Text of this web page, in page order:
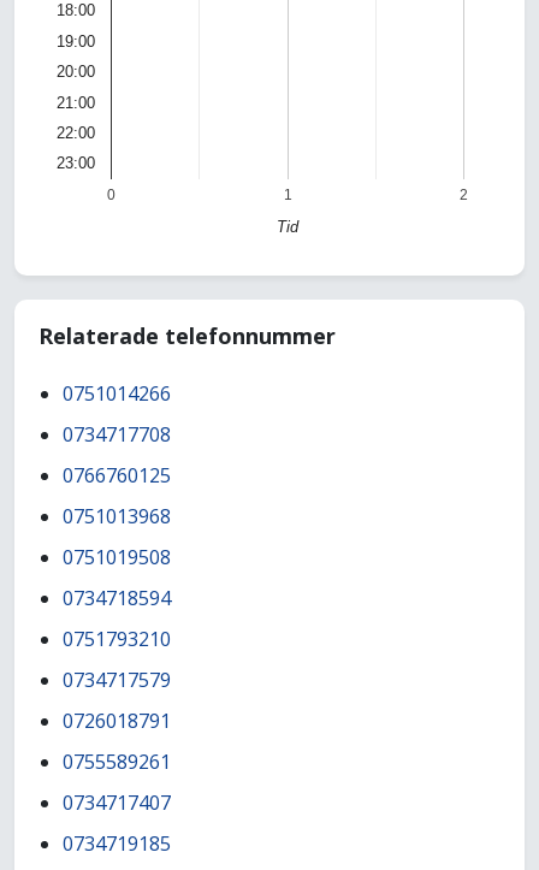
0 1 2
18:00
19:00
20:00
21:00
22:00
23:00
Tid
Relaterade telefonnummer
0751014266
0734717708
0766760125
0751013968
0751019508
0734718594
0751793210
0734717579
0726018791
0755589261
0734717407
0734719185